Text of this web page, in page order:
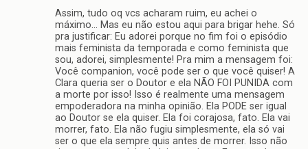
Assim, tudo oq vcs acharam ruim, eu achei o
máximo… Mas eu não estou aqui para brigar hehe. Só
pra justificar: Eu adorei porque no fim foi o episódio
mais feminista da temporada e como feminista que
sou, adorei, simplesmente! Pra mim a mensagem foi:
Você companion, você pode ser o que você quiser! A
Clara queria ser o Doutor e ela NÃO FOI PUNIDA com
a morte por isso! Isso é realmente uma mensagem
empoderadora na minha opinião. Ela PODE ser igual
ao Doutor se ela quiser. Ela foi corajosa, fato. Ela vai
morrer, fato. Ela não fugiu simplesmente, ela só vai
ser o que ela sempre quis antes de morrer. Isso não